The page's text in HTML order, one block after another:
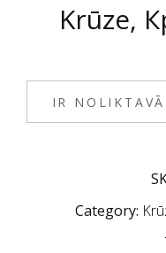
Krūze,
IR NOLIKTAVĀ
Category: